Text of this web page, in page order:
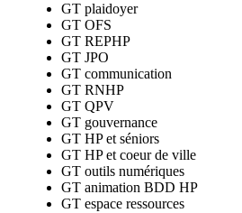
GT plaidoyer
GT OFS
GT REPHP
GT JPO
GT communication
GT RNHP
GT QPV
GT gouvernance
GT HP et séniors
GT HP et coeur de ville
GT outils numériques
GT animation BDD HP
GT espace ressources